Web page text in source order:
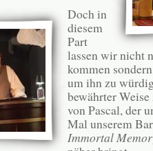
Doch in
diesem
Part
lassen wir nicht
kommen
um ihn zu
bewährter
von Pascal, der
Mal unserem
Immortal